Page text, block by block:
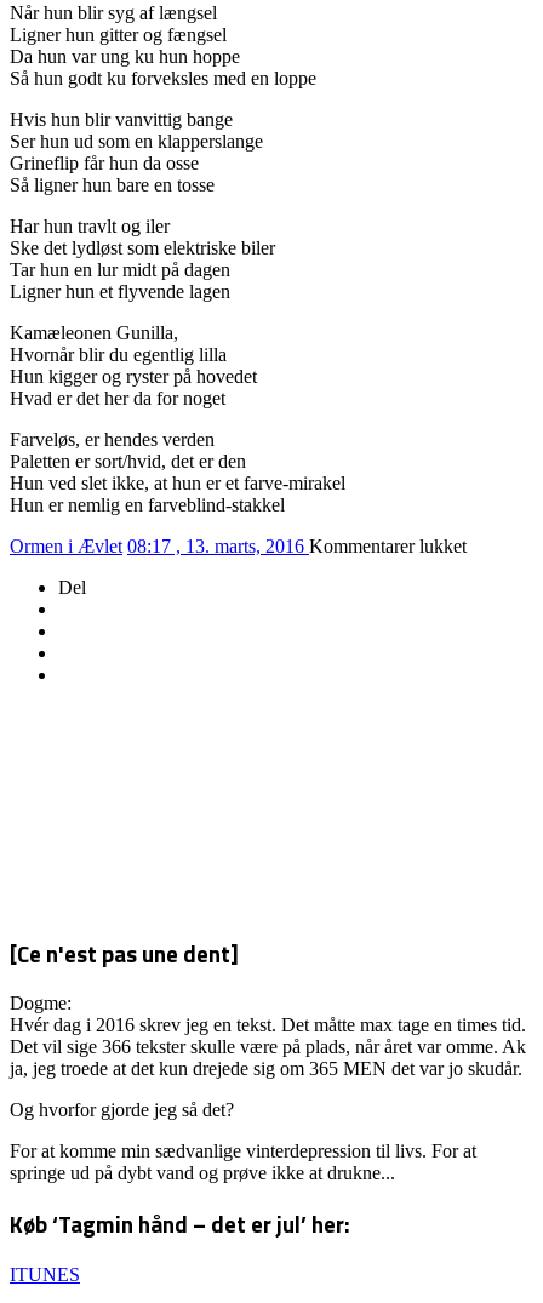
Når hun blir syg af længsel
Ligner hun gitter og fængsel
Da hun var ung ku hun hoppe
Så hun godt ku forveksles med en loppe
Hvis hun blir vanvittig bange
Ser hun ud som en klapperslange
Grineflip får hun da osse
Så ligner hun bare en tosse
Har hun travlt og iler
Ske det lydløst som elektriske biler
Tar hun en lur midt på dagen
Ligner hun et flyvende lagen
Kamæleonen Gunilla,
Hvornår blir du egentlig lilla
Hun kigger og ryster på hovedet
Hvad er det her da for noget
Farveløs, er hendes verden
Paletten er sort/hvid, det er den
Hun ved slet ikke, at hun er et farve-mirakel
Hun er nemlig en farveblind-stakkel
Ormen i Ævlet 08:17 , 13. marts, 2016 Kommentarer lukkettil
Del
[Ce n'est pas une dent]
Dogme:
Hvér dag i 2016 skrev jeg en tekst. Det måtte max tage en times tid.
Det vil sige 366 tekster skulle være på plads, når året var omme. Ak
ja, jeg troede at det kun drejede sig om 365 MEN det var jo skudår.
Og hvorfor gjorde jeg så det?
For at komme min sædvanlige vinterdepression til livs. For at
springe ud på dybt vand og prøve ikke at drukne...
Køb ‘Tagmin hånd – det er jul’ her:
ITUNES